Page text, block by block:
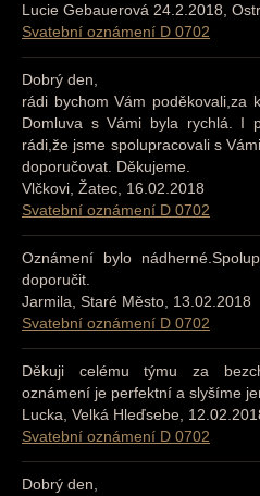
Lucie Gebauerová 24.2.2018,
Svatební oznámení D 0702
Dobrý den,
rádi bychom Vám poděkovali,za
Domluva s Vámi byla rychlá. I
rádi,že jsme spolupracovali s
doporučovat. Děkujeme.
Vlčkovi, Žatec, 16.02.2018
Svatební oznámení D 0702
Oznámení bylo
doporučit.
Jarmila, Staré Město, 13.02.2018
Svatební oznámení D 0702
Děkuji celému týmu za
oznámení je perfektní a slyšíme
Lucka, Velká Hleďsebe,
Svatební oznámení D 0702
Dobrý den,